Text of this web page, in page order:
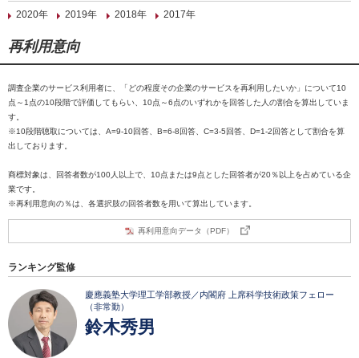
2020年
2019年 2018年 2017年
再利用意向
調査企業のサービス利用者に、「どの程度その企業のサービスを再利用したいか」について10
点～1点の10段階で評価してもらい、10点～6点のいずれかを回答した人の割合を算出していま
す。
※10段階聴取については、A=9-10回答、B=6-8回答、C=3-5回答、D=1-2回答として割合を算
出しております。
商標対象は、回答者数が100人以上で、10点または9点とした回答者が20％以上を占めている企
業です。
※再利用意向の％は、各選択肢の回答者数を用いて算出しています。
再利用意向データ（PDF）
ランキング監修
慶應義塾大学理工学部教授／内閣府 上席科学技術政策フェロー
（非常勤）
鈴木秀男